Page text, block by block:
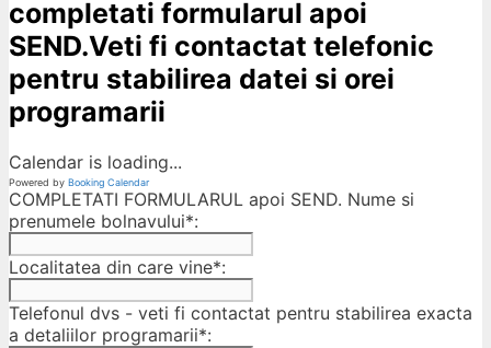
completati formularul apoi
SEND.Veti fi contactat telefonic
pentru stabilirea datei si orei
programarii
Calendar is loading...
Powered by Booking Calendar
COMPLETATI FORMULARUL apoi SEND. Nume si
prenumele bolnavului*:
Localitatea din care vine*:
Telefonul dvs - veti fi contactat pentru stabilirea exacta
a detaliilor programarii*: